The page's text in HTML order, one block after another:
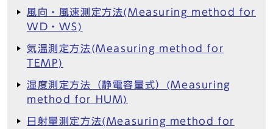
風向・風速測定方法(Measuring method for
WD・WS)
気温測定方法(Measuring method for
TEMP)
湿度測定方法（静電容量式）(Measuring
method for HUM)
日射量測定方法(Measuring method for